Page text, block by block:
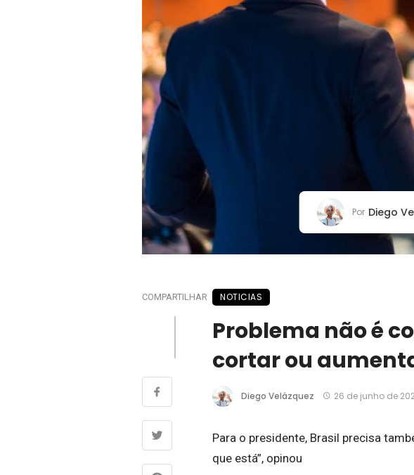
Por Diego
COMPARTILHAR NOTICIAS
Problema não é
cortar ou
Diego Velázquez 26 de junho de
Para o presidente, Brasil precisa
que está”, opinou